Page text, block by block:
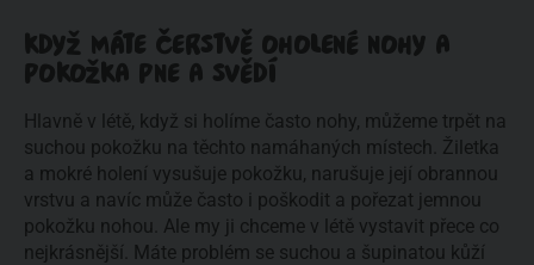
KDYŽ MÁTE ČERSTVĚ OHOLENÉ NOHY A
POKOŽKA PNE A SVĚDÍ
Hlavně v létě, když si holíme často nohy, můžeme trpět na
suchou pokožku na těchto namáhaných místech. Žiletka
a mokré holení vysušuje pokožku, narušuje její obrannou
vrstvu a navíc může často i poškodit a pořezat jemnou
pokožku nohou. Ale my ji chceme v létě vystavit přece co
nejkrásnější. Máte problém se suchou a šupinatou kůží